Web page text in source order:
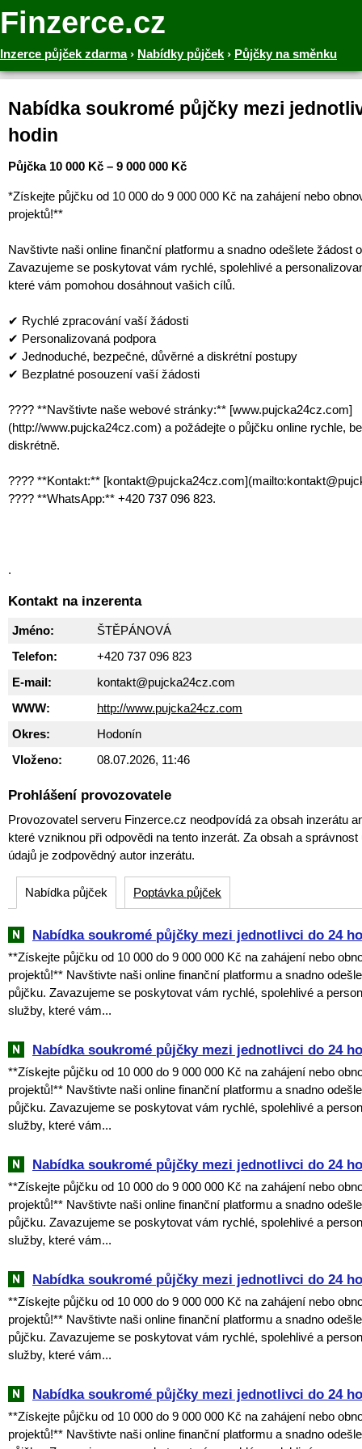
Finzerce.cz
Inzerce půjček zdarma› Nabídky půjček › Půjčky na směnku
Nabídka soukromé půjčky mezi
hodin
Půjčka 10 000 Kč – 9 000 000 Kč
*Získejte půjčku od 10 000 do 9 000 000 Kč na zahájení nebo
projektů!**
Navštivte naši online finanční platformu a snadno odešlete žádost
Zavazujeme se poskytovat vám rychlé, spolehlivé a
které vám pomohou dosáhnout vašich cílů.
✔ Rychlé zpracování vaší žádosti
✔ Personalizovaná podpora
✔ Jednoduché, bezpečné, důvěrné a diskrétní postupy
✔ Bezplatné posouzení vaší žádosti
???? **Navštivte naše webové stránky:** [www.pujcka24cz.com]
(http://www.pujcka24cz.com) a požádejte o půjčku online rychle,
diskrétně.
???? **Kontakt:**
???? **WhatsApp:** +420 737 096 823.
.
Kontakt na inzerenta
Jméno:
ŠTĚPÁNOVÁ
Telefon:
+420 737 096 823
E-mail:
kontakt@pujcka24cz.com
WWW:
http://www.pujcka24cz.com
Okres:
Hodonín
Vloženo:
08.07.2026, 11:46
Prohlášení provozovatele
Provozovatel serveru Finzerce.cz neodpovídá za obsah inzerátu
které vzniknou při odpovědi na tento inzerát. Za obsah a
údajů je zodpovědný autor inzerátu.
Nabídka půjček Poptávka půjček
Nabídka soukromé půjčky mezi jednotlivci do 24
**Získejte půjčku od 10 000 do 9 000 000 Kč na zahájení nebo
projektů!** Navštivte naši online finanční platformu a snadno
půjčku. Zavazujeme se poskytovat vám rychlé, spolehlivé a
služby, které vám...
Nabídka soukromé půjčky mezi jednotlivci do 24
**Získejte půjčku od 10 000 do 9 000 000 Kč na zahájení nebo
projektů!** Navštivte naši online finanční platformu a snadno
půjčku. Zavazujeme se poskytovat vám rychlé, spolehlivé a
služby, které vám...
Nabídka soukromé půjčky mezi jednotlivci do 24
**Získejte půjčku od 10 000 do 9 000 000 Kč na zahájení nebo
projektů!** Navštivte naši online finanční platformu a snadno
půjčku. Zavazujeme se poskytovat vám rychlé, spolehlivé a
služby, které vám...
Nabídka soukromé půjčky mezi jednotlivci do 24
**Získejte půjčku od 10 000 do 9 000 000 Kč na zahájení nebo
projektů!** Navštivte naši online finanční platformu a snadno
půjčku. Zavazujeme se poskytovat vám rychlé, spolehlivé a
služby, které vám...
Nabídka soukromé půjčky mezi jednotlivci do 24
**Získejte půjčku od 10 000 do 9 000 000 Kč na zahájení nebo
projektů!** Navštivte naši online finanční platformu a snadno